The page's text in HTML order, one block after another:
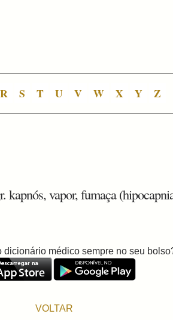
R S T U V W X Y Z
kapnós, vapor, fumaça
dicionário médico sempre no seu
VOLTAR